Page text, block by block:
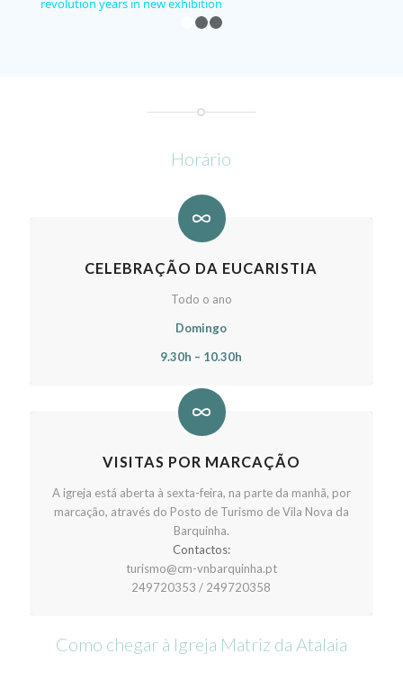
revolution years in new exhibition
Horário
CELEBRAÇÃO DA EUCARISTIA
Todo o ano
Domingo
9.30h – 10.30h
VISITAS POR MARCAÇÃO
A igreja está aberta à sexta-feira, na parte da manhã, por
marcação, através do Posto de Turismo de Vila Nova da
Barquinha.
Contactos:
turismo@cm-vnbarquinha.pt
249720353 / 249720358
Como chegar à Igreja Matriz da Atalaia